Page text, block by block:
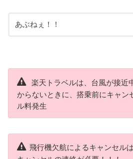
あぶねぇ！！
楽天トラベルは、台風が接近
からないときに、搭乗前にキャン
ル料発生
飛行機欠航によるキャンセル